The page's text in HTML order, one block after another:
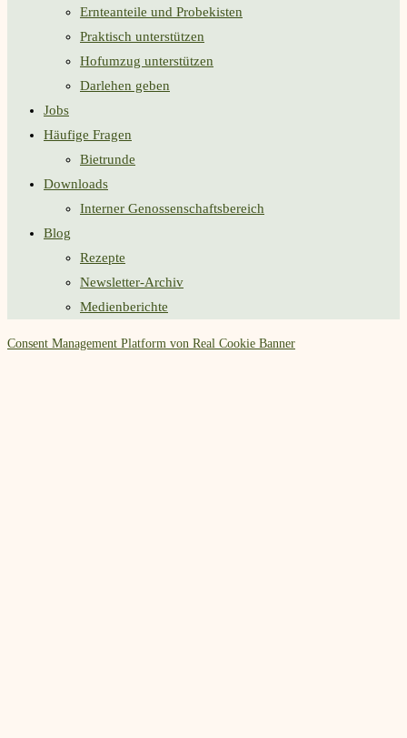
Ernteanteile und Probekisten
Praktisch unterstützen
Hofumzug unterstützen
Darlehen geben
Jobs
Häufige Fragen
Bietrunde
Downloads
Interner Genossenschaftsbereich
Blog
Rezepte
Newsletter-Archiv
Medienberichte
Consent Management Platform von Real Cookie Banner